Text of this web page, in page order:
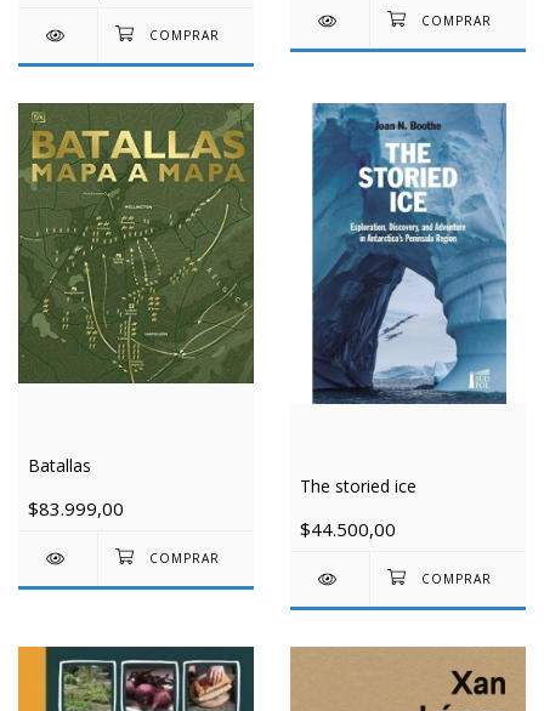
Batallas
$83.999,00
The storied ice
$44.500,00